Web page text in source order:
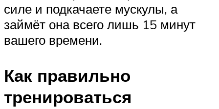
силе и подкачаете мускулы, а
займёт она всего лишь 15 минут
вашего времени.
Как правильно
тренироваться